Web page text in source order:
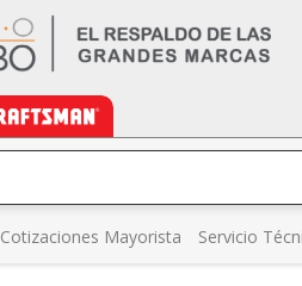
Cotizaciones Mayorista Servicio